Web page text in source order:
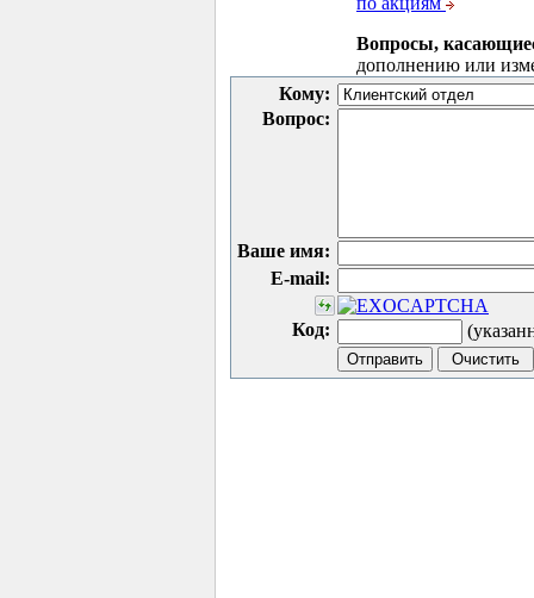
Вопросы,
дополнению или
Кому:
Вопрос:
Ваше имя:
E-mail:
Код: